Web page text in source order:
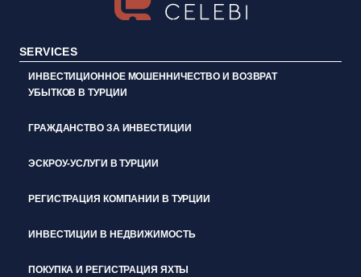
SERVICES
ИНВЕСТИЦИОННОЕ МОШЕННИЧЕСТВО И ВОЗВРАТ
УБЫТКОВ В ТУРЦИИ
ГРАЖДАНСТВО ЗА ИНВЕСТИЦИИ
ЭСКРОУ-УСЛУГИ В ТУРЦИИ
РЕГИСТРАЦИЯ КОМПАНИИ В ТУРЦИИ
ИНВЕСТИЦИИ В НЕДВИЖИМОСТЬ
ПОКУПКА И РЕГИСТРАЦИЯ ЯХТЫ